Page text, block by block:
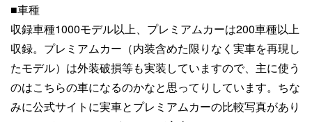
■車種
収録車種1000モデル以上、プレミアムカーは200車種以上
収録。プレミアムカー（内装含めた限りなく実車を再現し
たモデル）は外装破損等も実装していますので、主に使う
のはこちらの車になるのかなと思ってりしています。ちな
みに公式サイトに実車とプレミアムカーの比較写真があり